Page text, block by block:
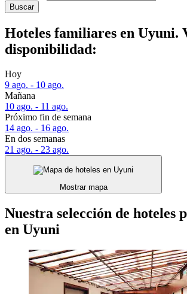
Buscar
Hoteles familiares en Uyuni.
disponibilidad:
Hoy
9 ago. - 10 ago.
Mañana
10 ago. - 11 ago.
Próximo fin de semana
14 ago. - 16 ago.
En dos semanas
21 ago. - 23 ago.
Mostrar mapa
Nuestra selección de hoteles
en Uyuni